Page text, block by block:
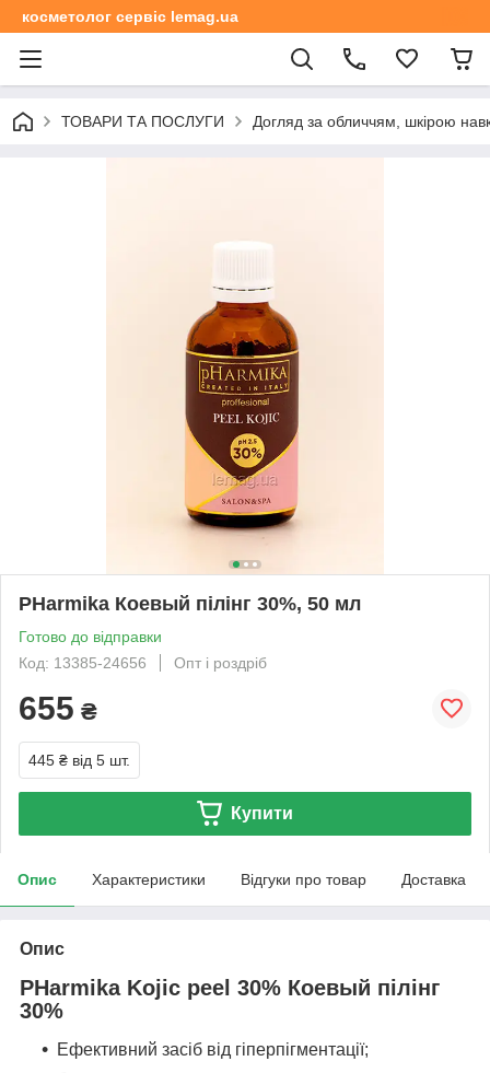
косметолог сервіс lemag.ua
ТОВАРИ ТА ПОСЛУГИ Догляд за обличчям, шкірою
PHarmika Коевый пілінг 30%, 50 мл
Готово до відправки
Код: 13385-24656
Опт і роздріб
655 ₴
445 ₴ від 5 шт.
Купити
Опис Характеристики Відгуки про товар Доставка
Опис
PHarmika Kojic peel 30% Коевый пілінг
30%
Ефективний засіб від гіперпігментації;